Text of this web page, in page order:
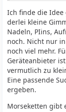
Ich finde die
derlei kleine
Nadeln, PIins,
noch. Nicht nur
noch viel mehr.
Geräteanbieter
vermutlich zu
Eine passende
ergeben.
Morseketten gibt